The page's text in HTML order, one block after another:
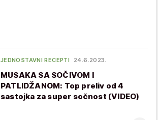
JEDNOSTAVNI RECEPTI 24.6.2023.
MUSAKA SA SOČIVOM I
PATLIDŽANOM: Top preliv od 4
sastojka za super sočnost (VIDEO)